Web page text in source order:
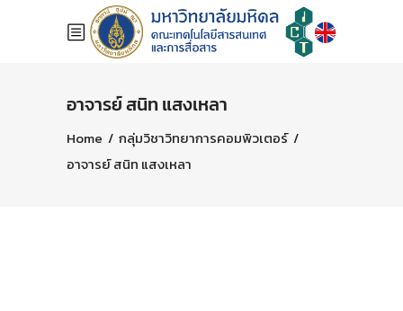
อาจารย์ สนิท แสงเหลา
Home / กลุ่มวิชาวิทยาการคอมพิวเตอร์/
อาจารย์ สนิท แสงเหลา